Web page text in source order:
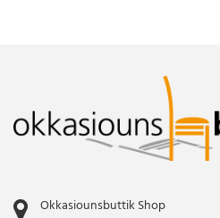
Okkasiounsbuttik Shop